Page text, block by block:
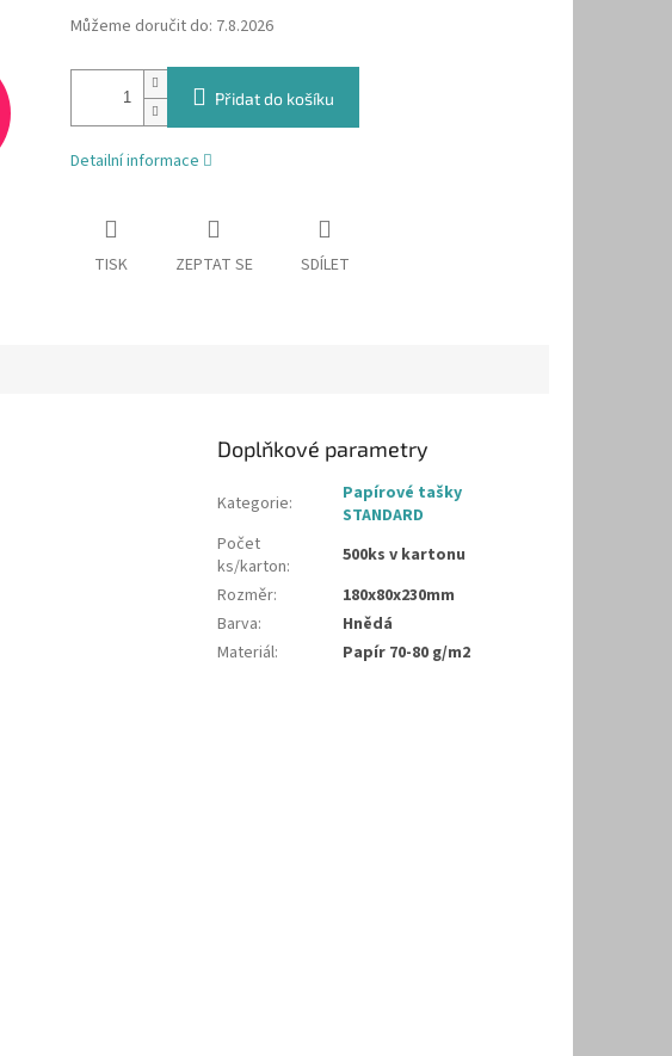
Můžeme doručit do: 7.8.2026
Přidat do košíku
Detailní informace
TISK ZEPTAT SE SDÍLET
Doplňkové parametry
Kategorie:
Papírové tašky
STANDARD
Počet
ks/karton:
500ks v kartonu
Rozměr:
180x80x230mm
Barva:
Hnědá
Materiál: Papír 70-80 g/m2